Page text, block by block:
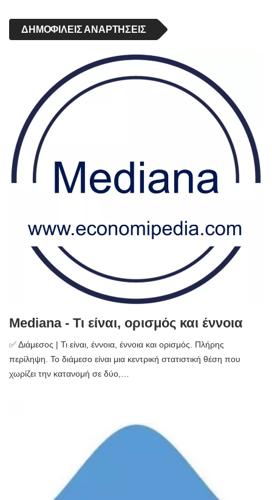
ΔΗΜΟΦΙΛΕΊΣ ΑΝΑΡΤΉΣΕΙΣ
Mediana - Τι είναι, ορισμός και έννοια
✅ Διάμεσος | Τι είναι, έννοια, έννοια και ορισμός. Πλήρης
περίληψη. Το διάμεσο είναι μια κεντρική στατιστική θέση που
χωρίζει την κατανομή σε δύο,…